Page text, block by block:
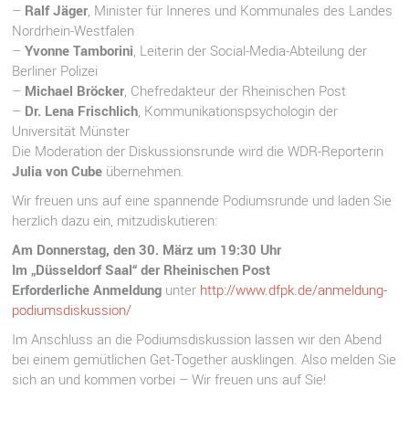
– Ralf Jäger, Minister für Inneres und Kommunales des Landes
Nordrhein-Westfalen
–Yvonne Tamborini, Leiterin der Social-Media-Abteilung der
Berliner Polizei
– Michael Bröcker, Chefredakteur der Rheinischen Post
– Dr. Lena Frischlich, Kommunikationspsychologin der
Universität Münster
Die Moderation der Diskussionsrunde wird die WDR-Reporterin
Julia von Cube übernehmen.
Wir freuen uns auf eine spannende Podiumsrunde und laden Sie
herzlich dazu ein, mitzudiskutieren:
Am Donnerstag, den 30. März um 19:30 Uhr
Im „Düsseldorf Saal“ der Rheinischen Post
Erforderliche Anmeldung unter http://www.dfpk.de/anmeldung-
podiumsdiskussion/
Im Anschluss an die Podiumsdiskussion lassen wir den Abend
bei einem gemütlichen Get-Together ausklingen. Also melden Sie
sich an und kommen vorbei – Wir freuen uns auf Sie!